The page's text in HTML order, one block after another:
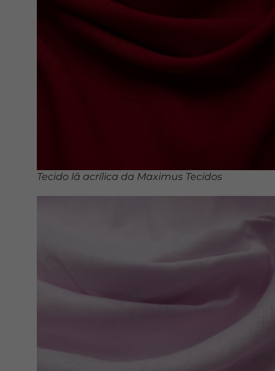
Tecido lã acrílica da Maximus Tecidos